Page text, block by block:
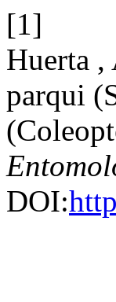
[1]
Huerta ,
parqui
DOI: